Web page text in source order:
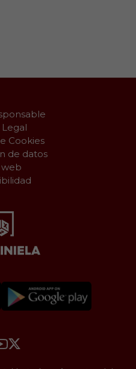
Legal
Cookies
de datos
web